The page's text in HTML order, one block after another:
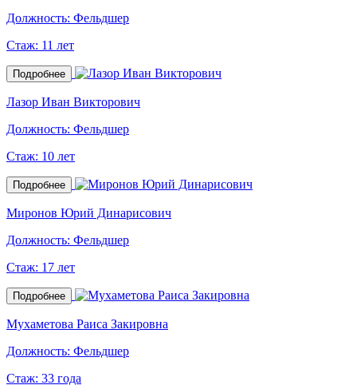
Должность: Фельдшер
Стаж: 11 лет
Подробнее
Лазор Иван Викторович
Должность: Фельдшер
Стаж: 10 лет
Подробнее
Миронов Юрий Динарисович
Должность: Фельдшер
Стаж: 17 лет
Подробнее
Мухаметова Раиса Закировна
Должность: Фельдшер
Стаж: 33 года